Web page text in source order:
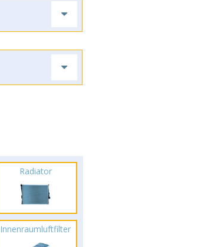
Radiator
Innenraumluftfilter